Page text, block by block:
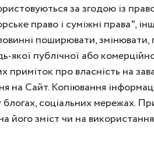
за згодою із
право і суміжні права",
поширювати,
публічної або
приміток про власність на
на Сайт. Копіювання
соціальних мережах.
його зміст чи на